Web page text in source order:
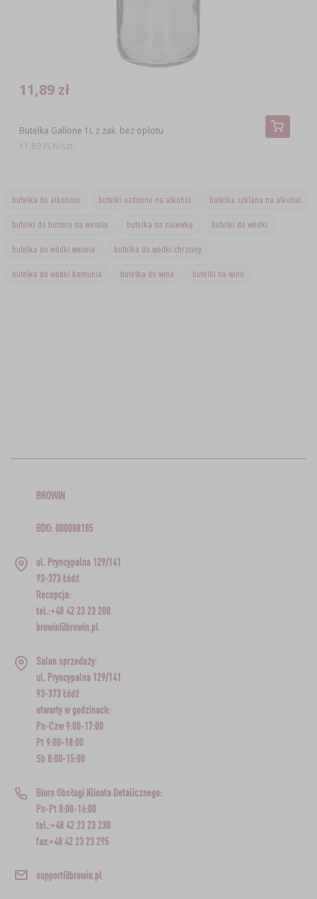
Butelka Gallone 1L z zak. bez oplotu
11,89 zł
11,89 PLN/szt.
butelka do alkoholu butelki ozdobne na alkohol butelka szklana na alkohol
butelki do bimbru na wesele butelka na nalewkę butelki do wódki
butelka do wódki wesele butelka do wódki chrzciny
butelka do wódki komunia butelka do wina butelki na wino
BROWIN
BDO: 000008185
ul. Pryncypalna 129/141
93-373 Łódź
Recepcja:
tel.:+48 42 23 23 200
browin@browin.pl
Salon sprzedaży:
ul. Pryncypalna 129/141
93-373 Łódź
otwarty w godzinach:
Pn-Czw 9:00-17:00
Pt 9:00-18:00
Sb 8:00-15:00
Biuro Obsługi Klienta Detalicznego:
Pn-Pt 8:00-16:00
tel.:+48 42 23 23 230
fax:+48 42 23 23 295
support@browin.pl